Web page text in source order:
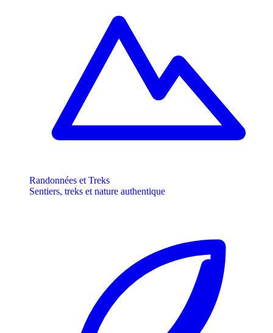
Randonnées et Treks
Sentiers, treks et nature authentique